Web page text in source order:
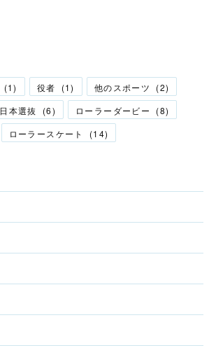
(1) 役者 (1) 他のスポーツ (2)
日本選抜 (6) ローラーダービー (8)
ローラースケート (14)